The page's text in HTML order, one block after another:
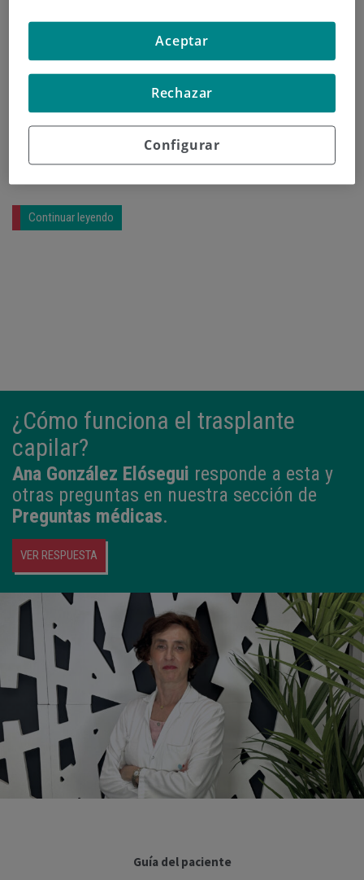
A pesar de la mascarilla, el rostro sigue siendo uno
de los motivos de consulta principales en la Unidad
de Láser y Medicina Estética del Hospital de Día
Quirónsalud Donostia, junto con la flacidez y la
celulitis. La última tecnología láser es otra de las
aportaciones de esta Unidad para la depilación
corporal o el tratamiento de manchas.
Continuar leyendo
¿Cómo funciona el trasplante
capilar?
Ana González Elósegui responde a esta y
otras preguntas en nuestra sección de
Preguntas médicas.
VER RESPUESTA
Guía del paciente
Configurar
Rechazar
Aceptar